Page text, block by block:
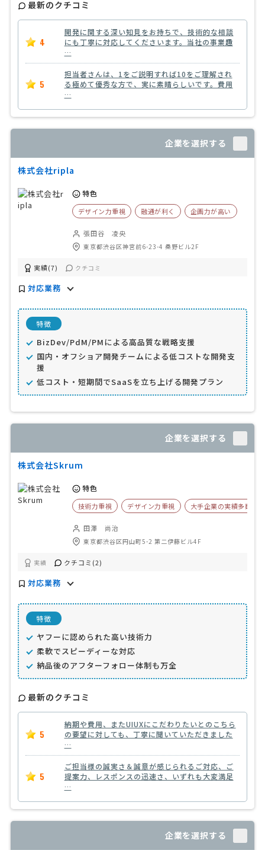
最新のクチコミ
4
開発に関する深い知見をお持ちで、技術的な相談
にも丁寧に対応してくださいます。当社の事業趣
…
5
担当者さんは、1をご説明すれば10をご理解され
る極めて優秀な方で、実に素晴らしいです。費用
…
企業を選択する
株式会社ripla
特色
デザイン力重視 融通が利く 企画力が高い
張田谷 凌央
東京都渋谷区神宮前6-23-4 桑野ビル2F
実績(7) クチコミ
対応業務
特徴
BizDev/PdM/PMによる高品質な戦略支援
国内・オフショア開発チームによる低コストな開発支
援
低コスト・短期間でSaaSを立ち上げる開発プラン
企業を選択する
株式会社Skrum
特色
技術力重視 デザイン力重視 大手企業の実績多数
田澤 尚治
東京都渋谷区円山町5-2 第二伊藤ビル4F
実績 クチコミ(2)
対応業務
特徴
ヤフーに認められた高い技術力
柔軟でスピーディーな対応
納品後のアフターフォロー体制も万全
最新のクチコミ
5
納期や費用、またUIUXにこだわりたいとのこちら
の要望に対しても、丁寧に聞いていただきました
…
5
ご担当様の誠実さ＆誠意が感じられるご対応、ご
提案力、レスポンスの迅速さ、いずれも大変満足
…
企業を選択する